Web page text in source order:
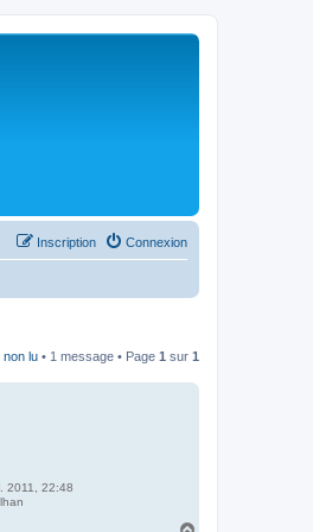
Connexion
Inscription
non lu • 1 message • Page 1 sur 1
2011, 22:48